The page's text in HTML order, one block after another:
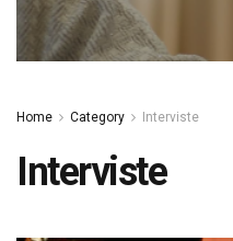
Home Category Interviste
Interviste